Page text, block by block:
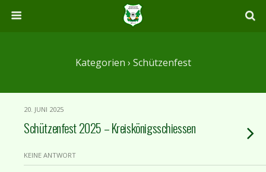
Kategorien › Schützenfest
20. JUNI 2025
Schützenfest 2025 – Kreiskönigsschiessen
KEINE ANTWORT